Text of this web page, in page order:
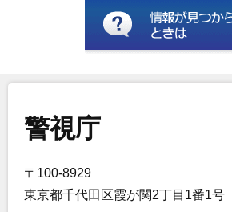
警視庁
〒100-8929
東京都千代田区霞が関2丁目1番1号